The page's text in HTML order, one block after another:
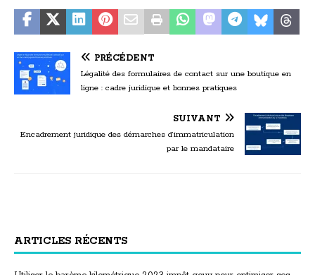
PRÉCÉDENT
Légalité des formulaires de contact sur une boutique en
ligne : cadre juridique et bonnes pratiques
SUIVANT
Encadrement juridique des démarches d’immatriculation
par le mandataire
ARTICLES RÉCENTS